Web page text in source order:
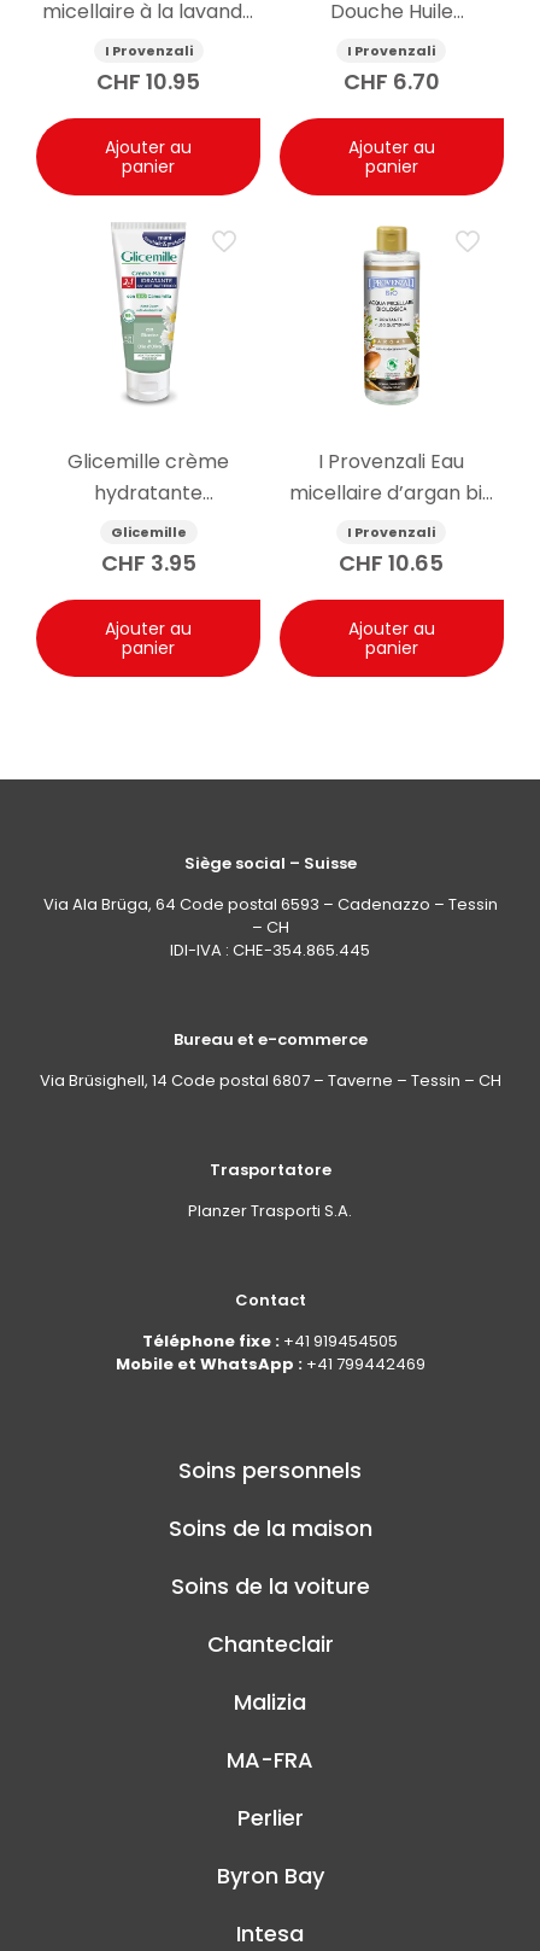
micellaire à la lavande
bio 400ml
I Provenzali
CHF 10.95
Ajouter au
panier
Douche Huile
d’Amande Douce
400ml
I Provenzali
CHF 6.70
Ajouter au
panier
Glicemille crème
hydratante
antibactérienne pour
les mains 100ml
Glicemille
CHF 3.95
Ajouter au
panier
I Provenzali Eau
micellaire d’argan bio
400ml
I Provenzali
CHF 10.65
Ajouter au
panier
Siège social – Suisse
Via Ala Brüga, 64 Code postal 6593 – Cadenazzo – Tessin
– CH
IDI-IVA : CHE-354.865.445
Bureau et e-commerce
Via Brüsighell, 14 Code postal 6807 – Taverne – Tessin – CH
Trasportatore
Planzer Trasporti S.A.
Contact
Téléphone fixe : +41 919454505
Mobile et WhatsApp : +41 799442469
Soins personnels
Soins de la maison
Soins de la voiture
Chanteclair
Malizia
MA-FRA
Perlier
Byron Bay
Intesa